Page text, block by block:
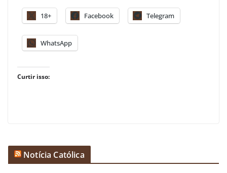
18+ Facebook Telegram
WhatsApp
Curtir isso:
Notícia Católica